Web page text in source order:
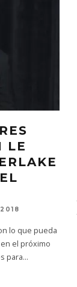
LE
lo que pueda
el próximo
para...